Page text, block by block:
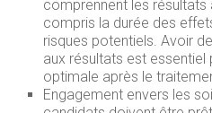
comprennent les
compris la durée des
risques potentiels. Avoir
aux résultats est
optimale après le
Engagement envers les